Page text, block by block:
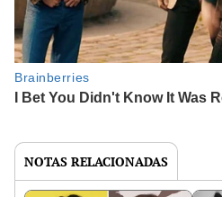
NOTAS RELACIONADAS